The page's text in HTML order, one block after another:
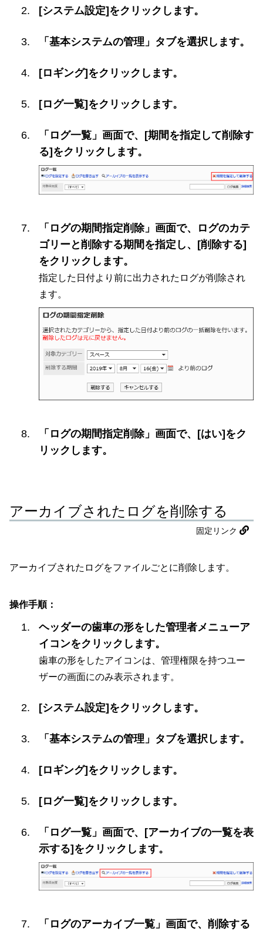
[システム設定]をクリックします。
「基本システムの管理」タブを選択します。
[ロギング]をクリックします。
[ログ一覧]をクリックします。
「ログ一覧」画面で、[期間を指定して削除す
る]をクリックします。
「ログの期間指定削除」画面で、ログのカテ
ゴリーと削除する期間を指定し、[削除する]
をクリックします。
指定した日付より前に出力されたログが削除され
ます。
「ログの期間指定削除」画面で、[はい]をク
リックします。
アーカイブされたログを削除する
固定リンク
アーカイブされたログをファイルごとに削除します。
操作手順：
ヘッダーの歯車の形をした管理者メニューア
イコンをクリックします。
歯車の形をしたアイコンは、管理権限を持つユー
ザーの画面にのみ表示されます。
[システム設定]をクリックします。
「基本システムの管理」タブを選択します。
[ロギング]をクリックします。
[ログ一覧]をクリックします。
「ログ一覧」画面で、[アーカイブの一覧を表
示する]をクリックします。
「ログのアーカイブ一覧」画面で、削除する